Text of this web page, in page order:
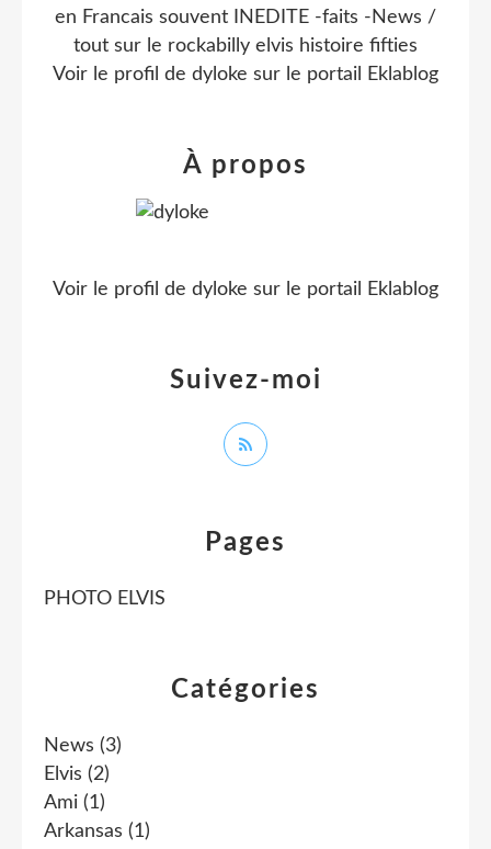
Catégories
News (3)
Elvis (2)
Ami (1)
Arkansas (1)
Pages
PHOTO ELVIS
en Francais souvent INEDITE -faits -News /
tout sur le rockabilly elvis histoire fifties
Voir le profil de dyloke sur le portail Eklablog
Suivez-moi
À propos
Voir le profil de dyloke sur le portail Eklablog